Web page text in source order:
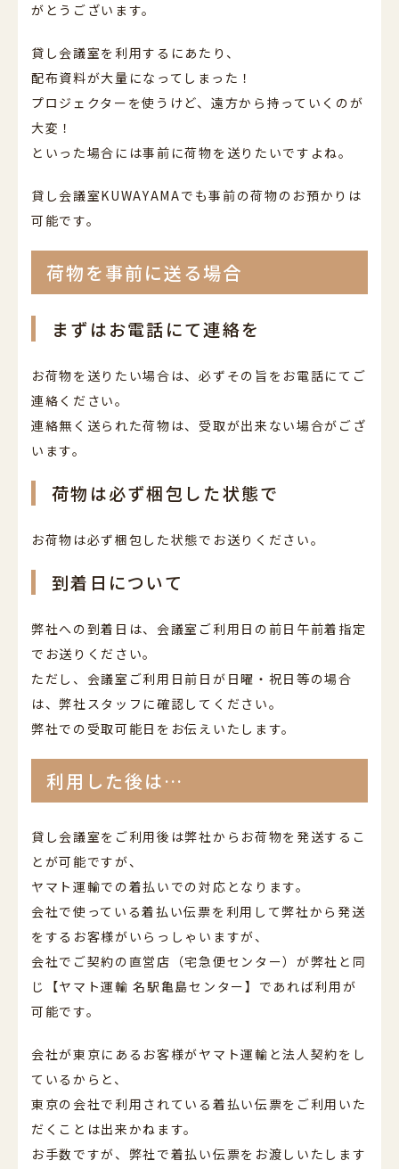
がとうございます。
貸し会議室を利用するにあたり、
配布資料が大量になってしまった！
プロジェクターを使うけど、遠方から持っていくのが
大変！
といった場合には事前に荷物を送りたいですよね。
貸し会議室KUWAYAMAでも事前の荷物のお預かりは
可能です。
荷物を事前に送る場合
まずはお電話にて連絡を
お荷物を送りたい場合は、必ずその旨をお電話にてご
連絡ください。
連絡無く送られた荷物は、受取が出来ない場合がござ
います。
荷物は必ず梱包した状態で
お荷物は必ず梱包した状態でお送りください。
到着日について
弊社への到着日は、会議室ご利用日の前日午前着指定
でお送りください。
ただし、会議室ご利用日前日が日曜・祝日等の場合
は、弊社スタッフに確認してください。
弊社での受取可能日をお伝えいたします。
利用した後は…
貸し会議室をご利用後は弊社からお荷物を発送するこ
とが可能ですが、
ヤマト運輸での着払いでの対応となります。
会社で使っている着払い伝票を利用して弊社から発送
をするお客様がいらっしゃいますが、
会社でご契約の直営店（宅急便センター）が弊社と同
じ【ヤマト運輸 名駅亀島センター】であれば利用が
可能です。
会社が東京にあるお客様がヤマト運輸と法人契約をし
ているからと、
東京の会社で利用されている着払い伝票をご利用いた
だくことは出来かねます。
お手数ですが、弊社で着払い伝票をお渡しいたします